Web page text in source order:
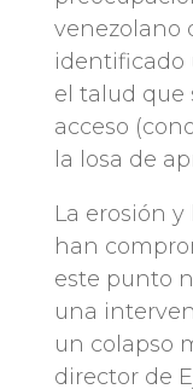
venezolano
identificado
el talud que
acceso
la losa de
La erosión
han
este punto
una
un colapso
director de